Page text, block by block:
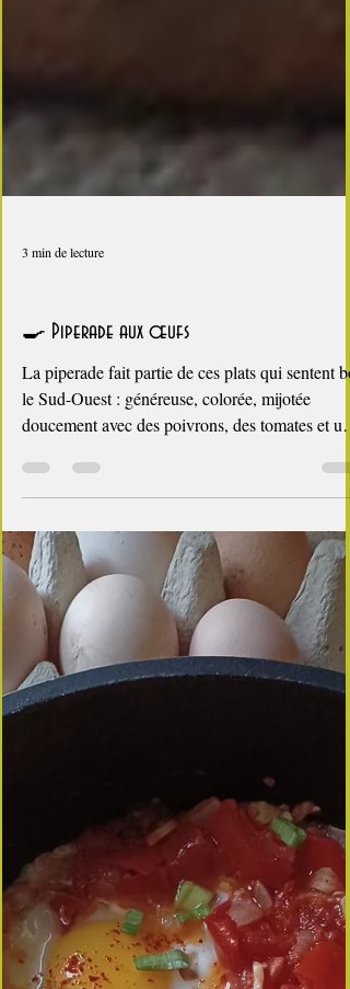
C'est l'été !
🍳 Piperade aux œufs
La piperade fait partie de ces plats qui sentent
doucement avec des poivrons, des tomates et une
pointe de piment d’Espelette. Originaire du Pays
décline en de multiples versions, un peu comme
le cassoulet. Voici la mienne : une piperade
fondante, parfumée, dans laquelle viennent cuire
doucement des œufs nichés au cœur de la poêlée.
Servie avec quelques tranches de jambon de
Bayonn